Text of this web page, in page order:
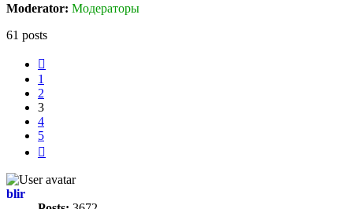
Moderator: Модераторы
61 posts
1
2
3
4
5
blir